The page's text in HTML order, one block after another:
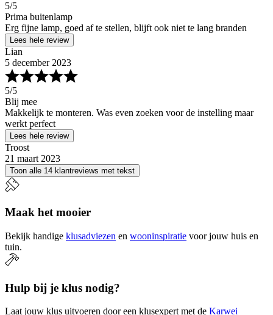
5/5
Prima buitenlamp
Erg fijne lamp, goed af te stellen, blijft ook niet te lang branden
Lees hele review
Lian
5 december 2023
5/5
Blij mee
Makkelijk te monteren. Was even zoeken voor de instelling maar
werkt perfect
Lees hele review
Troost
21 maart 2023
Toon alle 14 klantreviews met tekst
Maak het mooier
Bekijk handige klusadviezen en wooninspiratie voor jouw huis en
tuin.
Hulp bij je klus nodig?
Laat jouw klus uitvoeren door een klusexpert met de Karwei